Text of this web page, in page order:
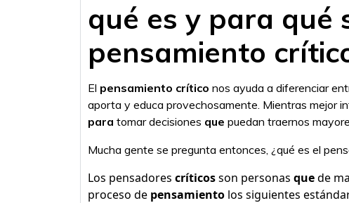
qué es y para qué
pensamiento
El pensamiento crítico nos ayuda a diferenciar
aporta y educa provechosamente. Mientras mejor
para tomar decisiones que puedan traernos
Mucha gente se pregunta entonces, ¿qué es el
Los pensadores críticosson personas quede
proceso de pensamiento los siguientes